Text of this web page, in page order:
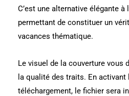
C’est une alternative élégante
permettant de constituer un
vacances thématique.
Le visuel de la couverture vous
la qualité des traits. En activant
téléchargement, le fichier sera